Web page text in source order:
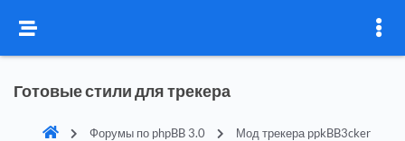
Готовые стили для трекера
Форумы по phpBB 3.0
Мод трекера ppkBB3cker